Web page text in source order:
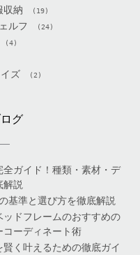
収納 (19)
ルフ (24)
(4)
ズ (2)
グ
ガイド！種類・素材・デ
解説
基準と選び方を徹底解説
ドフレームのおすすめの
コーディネート術
賢く叶えるための徹底ガイ